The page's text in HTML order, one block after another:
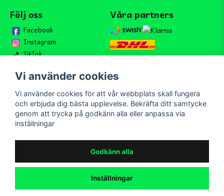
Följ oss
Facebook
Instagram
TikTok
Våra partners
Bli medlem i vårt nyhetsbrev
email
Mejladress Skicka
Bli medlem i vårt nyhetsbrev och ta del av våra nyheter och
Vi använder cookies
Vi använder cookies för att vår webbplats skall fungera
och erbjuda dig bästa upplevelse. Bekräfta ditt samtycke
genom att trycka på godkänn alla eller anpassa via
inställningar
Godkänn alla
Inställningar